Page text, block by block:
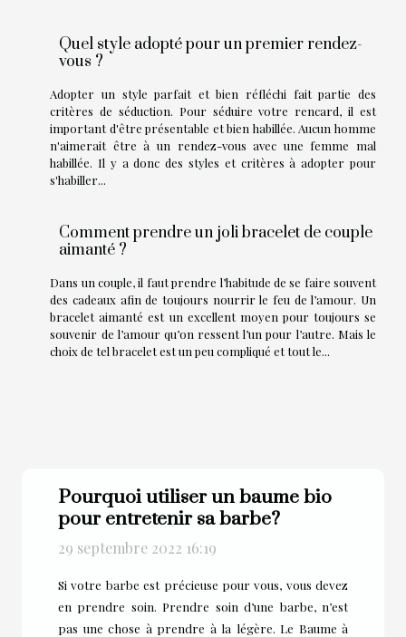
Quel style adopté pour un premier rendez-
vous ?
Adopter un style parfait et bien réfléchi fait partie des
critères de séduction. Pour séduire votre rencard, il est
important d'être présentable et bien habillée. Aucun homme
n'aimerait être à un rendez-vous avec une femme mal
habillée. Il y a donc des styles et critères à adopter pour
s'habiller...
Comment prendre un joli bracelet de couple
aimanté ?
Dans un couple, il faut prendre l’habitude de se faire souvent
des cadeaux afin de toujours nourrir le feu de l’amour. Un
bracelet aimanté est un excellent moyen pour toujours se
souvenir de l’amour qu’on ressent l’un pour l’autre. Mais le
choix de tel bracelet est un peu compliqué et tout le...
Pourquoi utiliser un baume bio
pour entretenir sa barbe?
29 septembre 2022 16:19
Si votre barbe est précieuse pour vous, vous devez
en prendre soin. Prendre soin d’une barbe, n’est
pas une chose à prendre à la légère. Le Baume à
Previous